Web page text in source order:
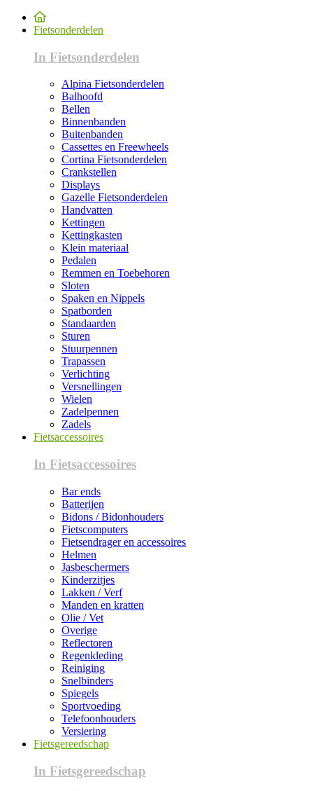
Fietsonderdelen
In Fietsonderdelen
Alpina Fietsonderdelen
Balhoofd
Bellen
Binnenbanden
Buitenbanden
Cassettes en Freewheels
Cortina Fietsonderdelen
Crankstellen
Displays
Gazelle Fietsonderdelen
Handvatten
Kettingen
Kettingkasten
Klein materiaal
Pedalen
Remmen en Toebehoren
Sloten
Spaken en Nippels
Spatborden
Standaarden
Sturen
Stuurpennen
Trapassen
Verlichting
Versnellingen
Wielen
Zadelpennen
Zadels
Fietsaccessoires
In Fietsaccessoires
Bar ends
Batterijen
Bidons / Bidonhouders
Fietscomputers
Fietsendrager en accessoires
Helmen
Jasbeschermers
Kinderzitjes
Lakken / Verf
Manden en kratten
Olie / Vet
Overige
Reflectoren
Regenkleding
Reiniging
Snelbinders
Spiegels
Sportvoeding
Telefoonhouders
Versiering
Fietsgereedschap
In Fietsgereedschap